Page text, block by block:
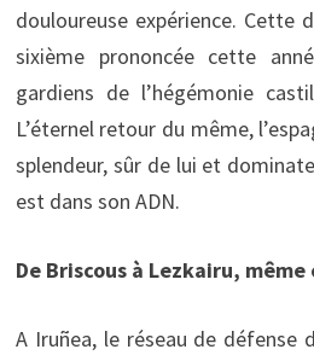
douloureuse expérience. Cette
sixième prononcée cette
gardiens de l’hégémonie
L’éternel retour du même,
splendeur, sûr de lui et
est dans son ADN.
De Briscous à Lezkairu,
A Iruñea, le réseau de défense